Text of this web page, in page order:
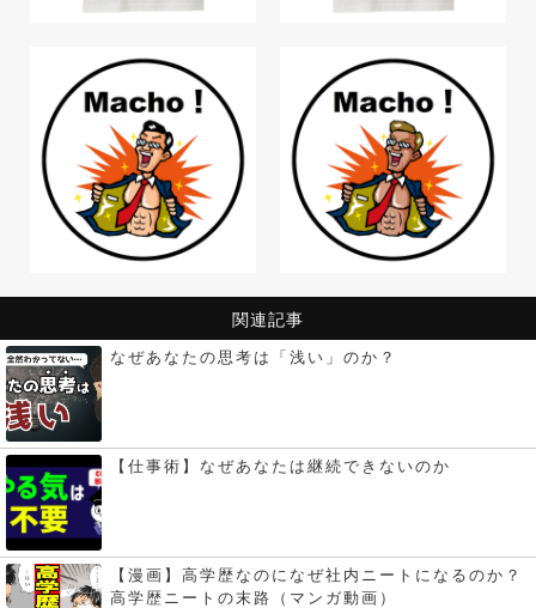
関連記事
なぜあなたの思考は「浅い」のか？
【仕事術】なぜあなたは継続できないのか
【漫画】高学歴なのになぜ社内ニートになるのか？
高学歴ニートの末路（マンガ動画）